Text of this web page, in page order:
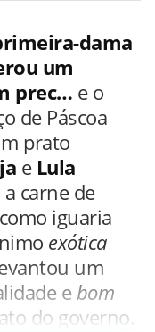
dama
um
prec… e o
de Páscoa
prato
e Lula
carne de
iguaria
exótica
um
e bom
do governo.